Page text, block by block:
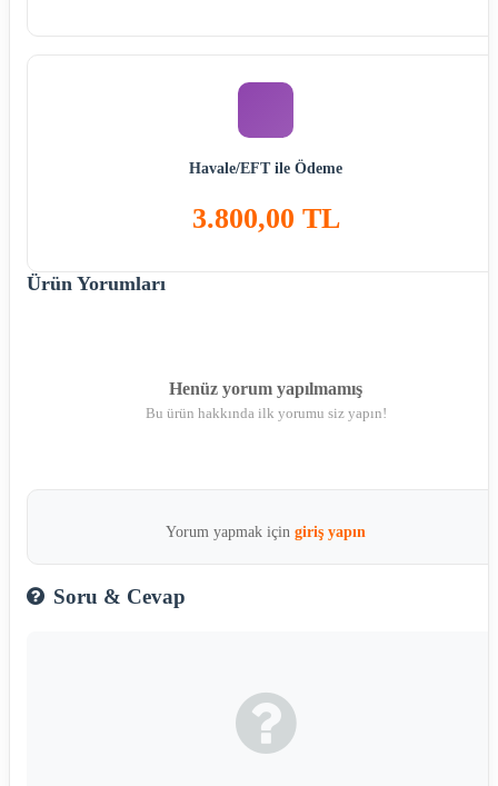
Havale/EFT ile Ödeme
3.800,00 TL
Ürün Yorumları
Henüz yorum yapılmamış
Bu ürün hakkında ilk yorumu siz yapın!
Yorum yapmak için giriş yapın
Soru & Cevap